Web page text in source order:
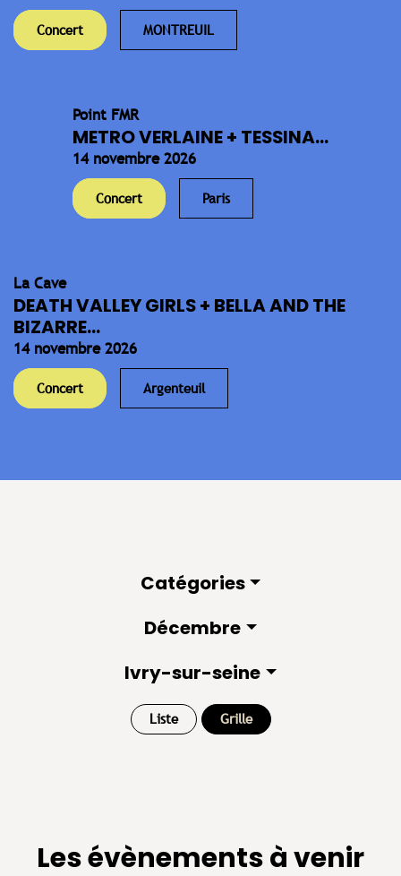
Concert MONTREUIL
Point FMR
METRO VERLAINE + TESSINA...
14 novembre 2026
Concert Paris
La Cave
DEATH VALLEY GIRLS + BELLA AND THE
BIZARRE...
14 novembre 2026
Concert Argenteuil
Catégories
Décembre
Ivry-sur-seine
Liste Grille
Les évènements à venir